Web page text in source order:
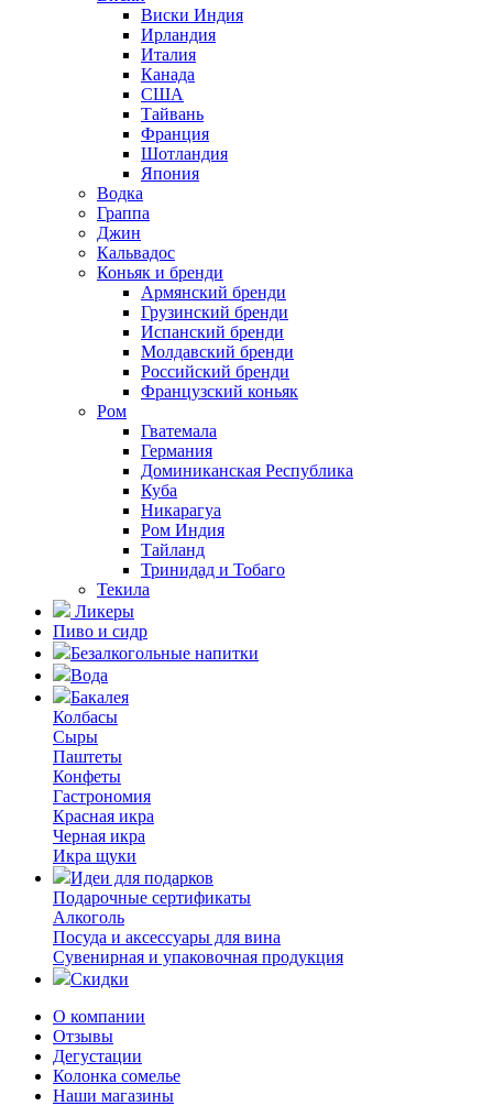
Виски Индия
Ирландия
Италия
Канада
США
Тайвань
Франция
Шотландия
Япония
Водка
Граппа
Джин
Кальвадос
Коньяк и бренди
Армянский бренди
Грузинский бренди
Испанский бренди
Молдавский бренди
Российский бренди
Французский коньяк
Ром
Гватемала
Германия
Доминиканская Республика
Куба
Никарагуа
Ром Индия
Тайланд
Тринидад и Тобаго
Текила
Ликеры
Пиво и сидр
Безалкогольные напитки
Вода
Бакалея
Колбасы
Сыры
Паштеты
Конфеты
Гастрономия
Красная икра
Черная икра
Икра щуки
Идеи для подарков
Подарочные сертификаты
Алкоголь
Посуда и аксессуары для вина
Сувенирная и упаковочная продукция
Скидки
О компании
Отзывы
Дегустации
Колонка сомелье
Наши магазины